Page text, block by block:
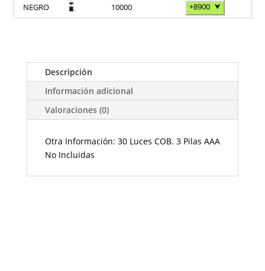
NEGRO 10000 +8900 ⮟
Descripción
Información adicional
Valoraciones (0)
Otra Información: 30 Luces COB. 3 Pilas AAA
No Incluidas